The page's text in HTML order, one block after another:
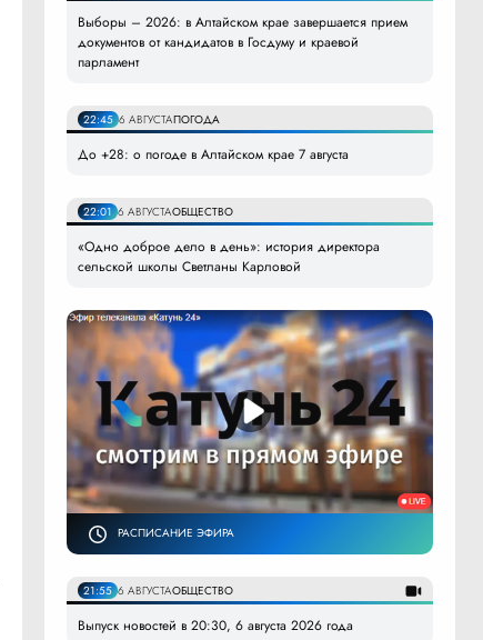
Выборы – 2026: в Алтайском крае завершается прием
документов от кандидатов в Госдуму и краевой
парламент
22:45 6 АВГУСТАПОГОДА
До +28: о погоде в Алтайском крае 7 августа
22:01 6 АВГУСТАОБЩЕСТВО
«Одно доброе дело в день»: история директора
сельской школы Светланы Карловой
РАСПИСАНИЕ ЭФИРА
21:55 6 АВГУСТАОБЩЕСТВО
Выпуск новостей в 20:30, 6 августа 2026 года